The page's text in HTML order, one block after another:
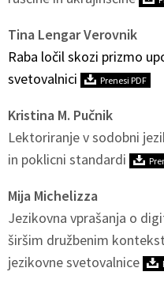
Tina Lengar Verovnik
Raba ločil skozi prizmo
svetovalnici
Prenesi PDF
Kristina M. Pučnik
Lektoriranje v sodobni
in poklicni standardi
Mija Michelizza
Jezikovna vprašanja o
širšim družbenim
jezikovne svetovalnice